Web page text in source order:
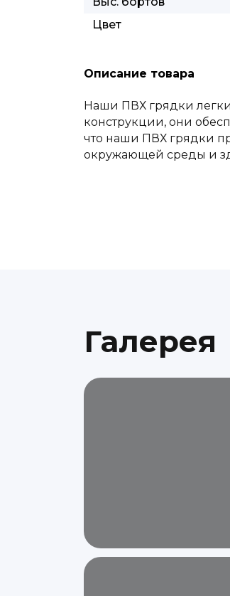
Цвет
Описание товара
Наши ПВХ грядки легки
конструкции, они
что наши ПВХ грядки
окружающей среды и
Галерея